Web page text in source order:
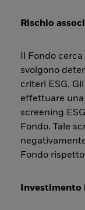
Rischio
Il Fondo
svolgono
criteri ESG.
effettuare una
screening
Fondo. Tale
Fondo